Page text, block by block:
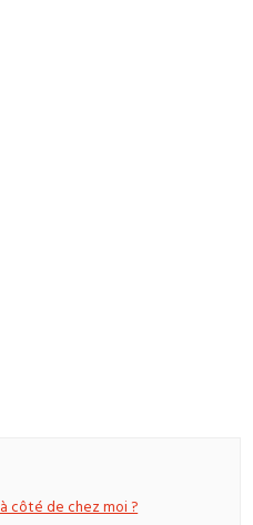
côté de chez moi ?